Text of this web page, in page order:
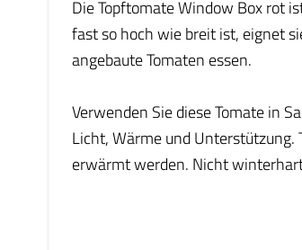
Die Topftomate Window Box rot
fast so hoch wie breit ist, eignet
angebaute Tomaten essen.
Verwenden Sie diese Tomate in
Licht, Wärme und
erwärmt werden. Nicht